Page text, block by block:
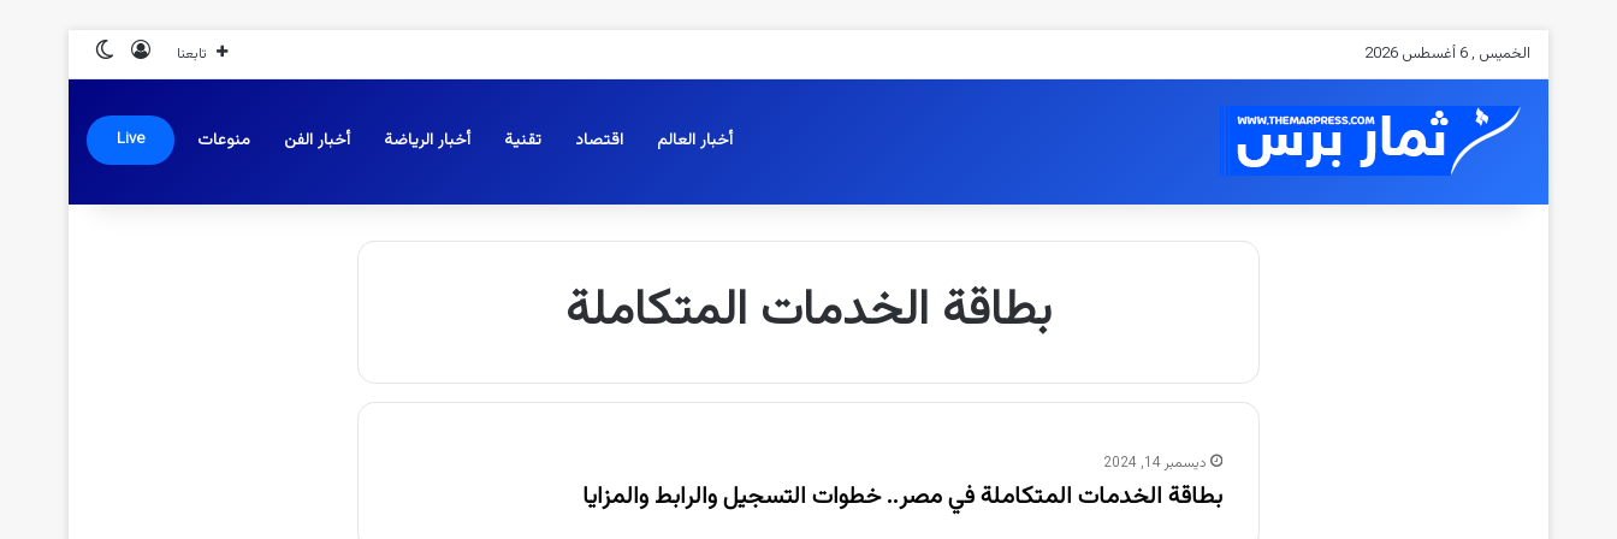
الخميس , 6 أغسطس 2026 تابعنا تسجيل الدخول
أخبار العالم اقتصاد تقنية أخبار الرياضة أخبار الفن منوعات Live
بطاقة الخدمات المتكاملة
ديسمبر 14, 2024
بطاقة الخدمات المتكاملة في مصر.. خطوات التسجيل والرابط والمزايا